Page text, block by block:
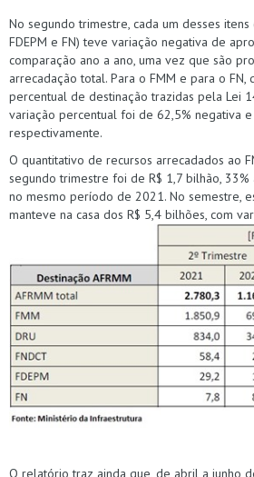
No segundo trimestre, cada um desses itens
FDEPM e FN) teve variação negativa de
comparação ano a ano, uma vez que são
arrecadação total. Para o FMM e para o
percentual de destinação trazidas pela Lei
variação percentual foi de 62,5% negativa
respectivamente.
O quantitativo de recursos arrecadados ao
segundo trimestre foi de R$ 1,7 bilhão,
no mesmo período de 2021. No semestre,
manteve na casa dos R$ 5,4 bilhões, com
O relatório traz ainda que, de abril a junho